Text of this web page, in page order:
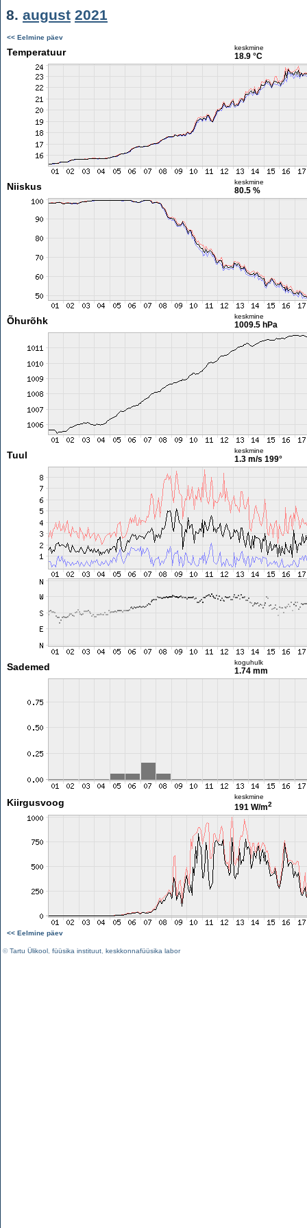
8. august 2021
<< Eelmine päev
Temperatuur keskmine
18.9 °C
Niiskus keskmine
80.5 %
Õhurõhk keskmine
1009.5 hPa
Tuul keskmine
1.3 m/s 199°
Sademed koguhulk
1.74 mm
Kiirgusvoog
keskmine
191 W/m2
<< Eelmine päev
©Tartu Ülikool füüsika instituut keskkonnafüüsika labor